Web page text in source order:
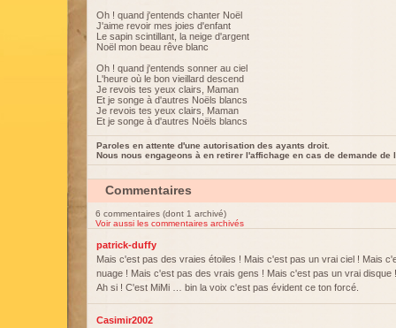
Oh ! quand j'entends chanter Noël
J'aime revoir mes joies d'enfant
Le sapin scintillant, la neige d'argent
Noël mon beau rêve blanc
Oh ! quand j'entends sonner au ciel
L'heure où le bon vieillard descend
Je revois tes yeux clairs, Maman
Et je songe à d'autres Noëls blancs
Je revois tes yeux clairs, Maman
Et je songe à d'autres Noëls blancs
Paroles en attente d'une autorisation des ayants droit.
Nous nous engageons à en retirer l'affichage en cas de demande de
Commentaires
6 commentaires (dont 1 archivé)
Voir aussi les commentaires archivés
patrick-duffy
Mais c'est pas des vraies étoiles ! Mais c'est pas un vrai ciel ! Mais
nuage ! Mais c'est pas des vrais gens ! Mais c'est pas un vrai
Ah si ! C'est MiMi … bin la voix c'est pas évident ce ton forcé.
Casimir2002